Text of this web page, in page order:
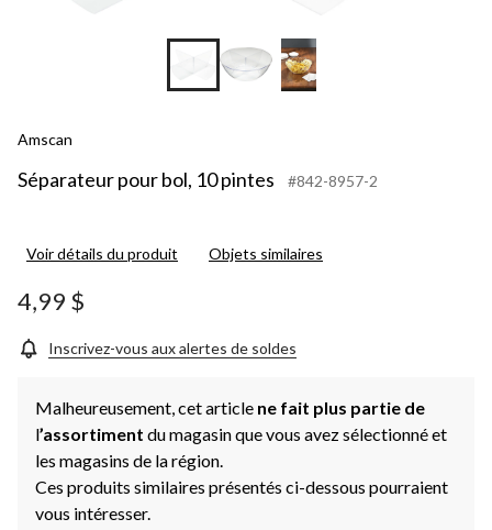
Amscan
Séparateur pour bol, 10 pintes #842-8957-2
Voir détails du produit Objets similaires
4,99 $
Inscrivez-vous aux alertes de soldes
Malheureusement, cet article ne fait plus partie de
l’assortiment du magasin que vous avez sélectionné et
les magasins de la région.
Ces produits similaires présentés ci-dessous pourraient
vous intéresser.